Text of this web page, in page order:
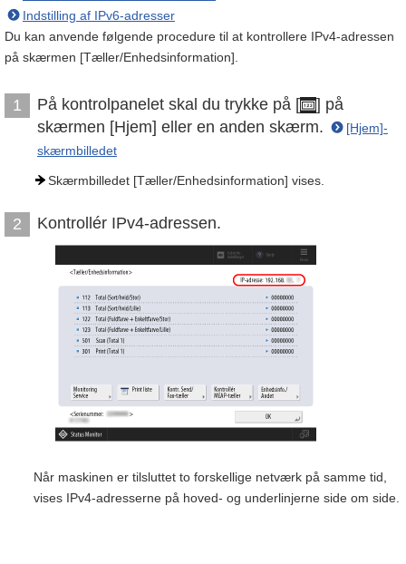
Indstilling af IPv6-adresser
Du kan anvende følgende procedure til at kontrollere IPv4-adressen
på skærmen [Tæller/Enhedsinformation].
1 På kontrolpanelet skal du trykke på [
] på
skærmen [Hjem] eller en anden skærm.
[Hjem]-
skærmbilledet
Skærmbilledet [Tæller/Enhedsinformation] vises.
2 Kontrollér IPv4-adressen.
Når maskinen er tilsluttet to forskellige netværk på samme tid,
vises IPv4-adresserne på hoved- og underlinjerne side om side.